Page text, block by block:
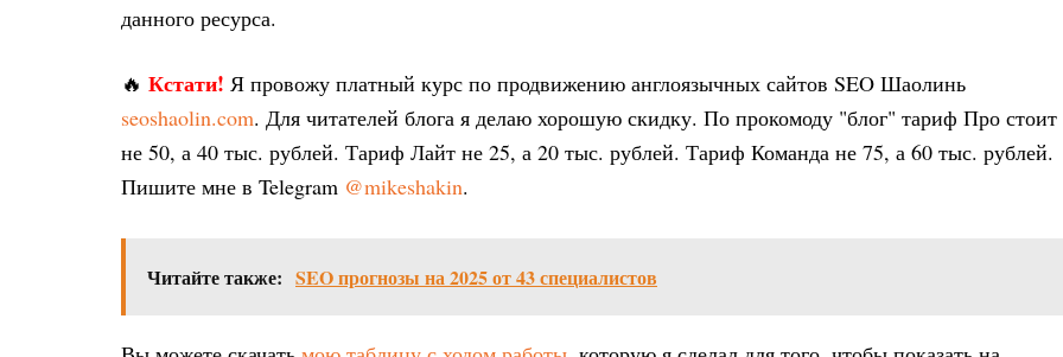
данного ресурса.
🔥 Кстати! Я провожу платный курс по продвижению англоязычных сайтов SEO Шаолинь
seoshaolin.com. Для читателей блога я делаю хорошую скидку. По прокомоду "блог" тариф Про стоит
не 50, а 40 тыс. рублей. Тариф Лайт не 25, а 20 тыс. рублей. Тариф Команда не 75, а 60 тыс. рублей.
Пишите мне в Telegram @mikeshakin.
Читайте также: SEO прогнозы на 2025 от 43 специалистов